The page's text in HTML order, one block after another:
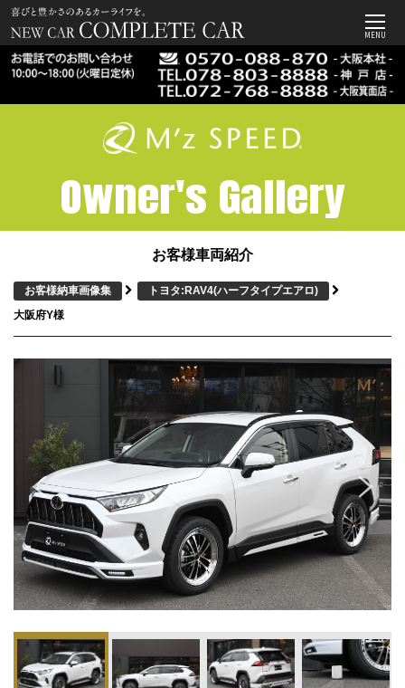
MENU
Owner's Gallery
お客様車両紹介
お客様納車画像集 トヨタ:RAV4(ハーフタイプエアロ)
大阪府Y様